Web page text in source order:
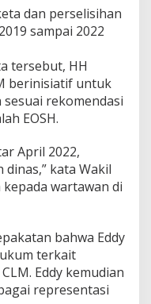
dan perselisihan
sampai 2022
tersebut, HH
berinisiatif untuk
rekomendasi
EOSH.
April 2022,
kata Wakil
wartawan di
bahwa Eddy
terkait
Eddy kemudian
representasi